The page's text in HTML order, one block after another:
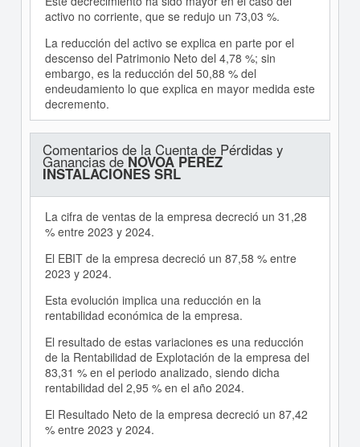
activo no corriente, que se redujo un 73,03 %.
La reducción del activo se explica en parte por el
descenso del Patrimonio Neto del 4,78 %; sin
embargo, es la reducción del 50,88 % del
endeudamiento lo que explica en mayor medida este
decremento.
Comentarios de la Cuenta de Pérdidas y
Ganancias deNOVOA PEREZ
INSTALACIONES SRL
La cifra de ventas de la empresa decreció un 31,28
% entre 2023 y 2024.
El EBIT de la empresa decreció un 87,58 % entre
2023 y 2024.
Esta evolución implica una reducción en la
rentabilidad económica de la empresa.
El resultado de estas variaciones es una reducción
de la Rentabilidad de Explotación de la empresa del
83,31 % en el periodo analizado, siendo dicha
rentabilidad del 2,95 % en el año 2024.
El Resultado Neto de la empresa decreció un 87,42
% entre 2023 y 2024.